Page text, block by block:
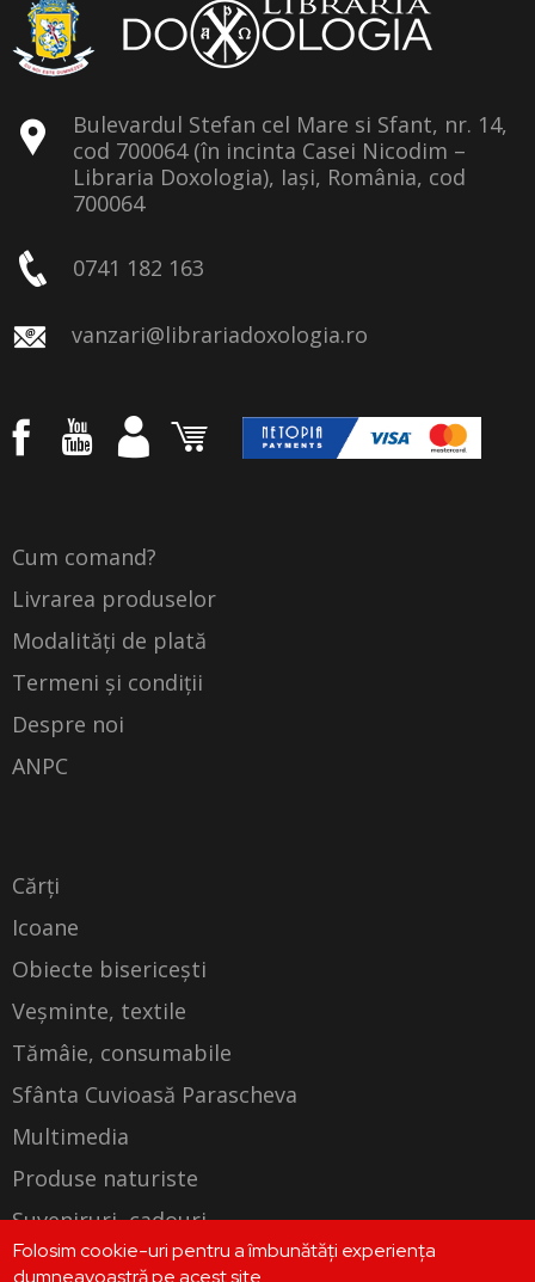
Bulevardul Stefan cel Mare si Sfant, nr. 14,
cod 700064 (în incinta Casei Nicodim –
Libraria Doxologia), Iași, România, cod
700064
0741 182 163
vanzari@librariadoxologia.ro
Cum comand?
Livrarea produselor
Modalități de plată
Termeni și condiții
Despre noi
ANPC
Cărți
Icoane
Obiecte bisericești
Veșminte, textile
Tămâie, consumabile
Sfânta Cuvioasă Parascheva
Multimedia
Produse naturiste
Suveniruri, cadouri
Produse personalizate
Folosim cookie-uri pentru a îmbunătăți experiența
dumneavoastră pe acest site.